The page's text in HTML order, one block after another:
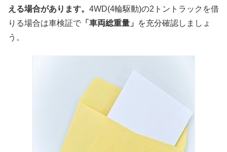
える場合があります。 4WD(4輪駆動)の2トントラックを借
りる場合は車検証で 「車両総重量」
を充分確認しましょ
う。